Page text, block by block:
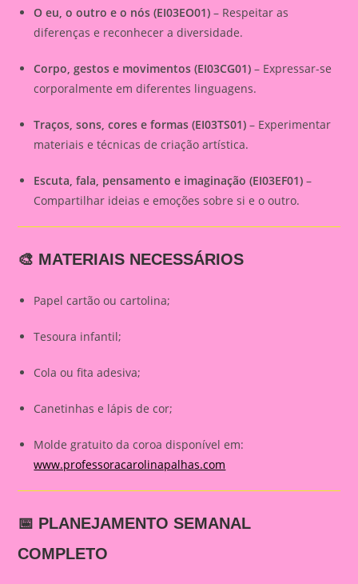
O eu, o outro e o nós (EI03EO01) – Respeitar as
diferenças e reconhecer a diversidade.
Corpo, gestos e movimentos (EI03CG01) – Expressar-se
corporalmente em diferentes linguagens.
Traços, sons, cores e formas (EI03TS01) – Experimentar
materiais e técnicas de criação artística.
Escuta, fala, pensamento e imaginação (EI03EF01) –
Compartilhar ideias e emoções sobre si e o outro.
🎨 MATERIAIS NECESSÁRIOS
Papel cartão ou cartolina;
Tesoura infantil;
Cola ou fita adesiva;
Canetinhas e lápis de cor;
Molde gratuito da coroa disponível em:
www.professoracarolinapalhas.com
📅 PLANEJAMENTO SEMANAL
COMPLETO